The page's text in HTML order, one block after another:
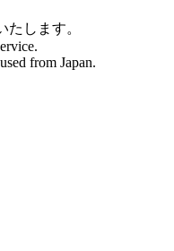
たします。
from Japan.